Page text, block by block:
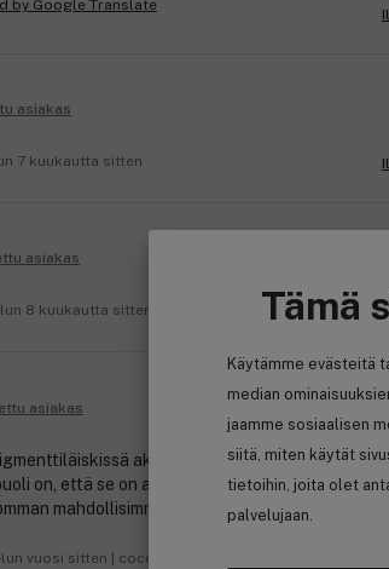
Tämä
Käytämme evästeitä
median
jaamme sosiaalisen
siitä, miten käytät
tietoihin, joita olet
palvelujaan.
asiakas
7 kuukautta sitten
asiakas
8 kuukautta sitten
asiakas
aknen jälkeen! Lisäksi se auttaa
on, että se on aika pieni yhdessä
mahdollisimman pian😍
vuosi sitten | cocopanda.no